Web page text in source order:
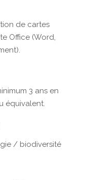
de cartes
Office (Word,
3 ans en
équivalent.
/ biodiversité